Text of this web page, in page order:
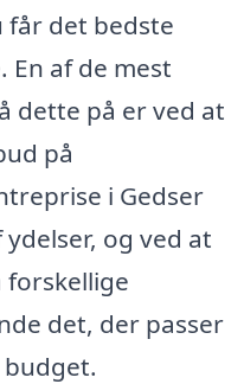
får det bedste
af de mest
dette på er ved at
på
i Gedser
og ved at
det, der passer